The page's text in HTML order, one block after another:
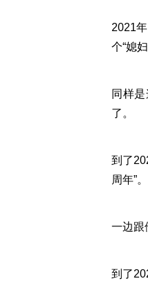
2021
个“媳
同样
了。
到了
周年”。
一边跟
到了